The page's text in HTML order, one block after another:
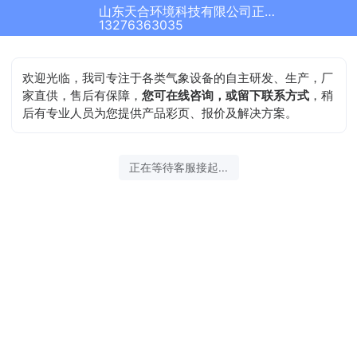
山东天合环境科技有限公司正在为您服务
13276363035
欢迎光临，我司专注于各类气象设备的自主研发、生产，厂
家直供，售后有保障，您可在线咨询，或留下联系方式 ，稍
后有专业人员为您提供产品彩页、报价及解决方案。
正在等待客服接起...